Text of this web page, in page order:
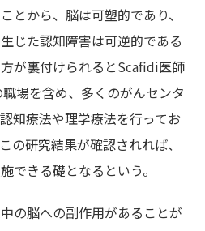
とから、脳は可塑的であり、
じた認知障害は可逆的である
が裏付けられるとScafidi医師
場を含め、多くのがんセンタ
知療法や理学療法を行ってお
の研究結果が確認されれば、
できる礎となるという。
の脳への副作用があることが